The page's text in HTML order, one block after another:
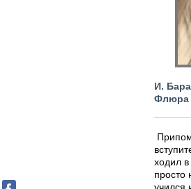
И.
Флюра
ходил
просто